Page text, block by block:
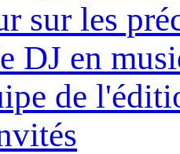
sur les
DJ en
de